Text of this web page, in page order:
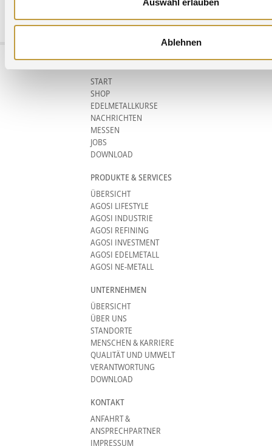
Auswahl erlauben
Ablehnen
Agosi AG Kanzlerstrasse 17 75175 Pforzheim Germany phone +49 (0)7231
START
SHOP
EDELMETALLKURSE
NACHRICHTEN
MESSEN
JOBS
DOWNLOAD
PRODUKTE & SERVICES
ÜBERSICHT
AGOSI LIFESTYLE
AGOSI INDUSTRIE
AGOSI REFINING
AGOSI INVESTMENT
AGOSI EDELMETALL
AGOSI NE-METALL
UNTERNEHMEN
ÜBERSICHT
ÜBER UNS
STANDORTE
MENSCHEN & KARRIERE
QUALITÄT UND UMWELT
VERANTWORTUNG
DOWNLOAD
KONTAKT
ANFAHRT &
ANSPRECHPARTNER
IMPRESSUM